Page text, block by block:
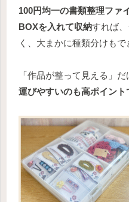
100円均一の書類整理ファ
BOXを入れて収納すれば
く、大まかに種類分けもで
「作品が整って見える」だ
運びやすいのも高ポイント